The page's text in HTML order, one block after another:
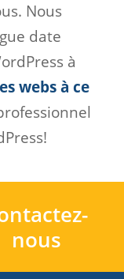
Nous
date
à
webs à ce
nous